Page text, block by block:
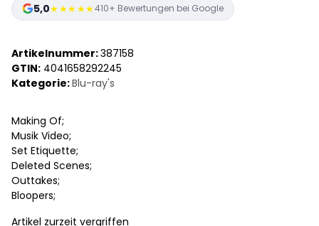
5,0★★★★★410+ Bewertungen bei Google
Artikelnummer:387158
GTIN: 4041658292245
Kategorie:Blu-ray's
Making Of;
Musik Video;
Set Etiquette;
Deleted Scenes;
Outtakes;
Bloopers;
Artikel zurzeit vergriffen